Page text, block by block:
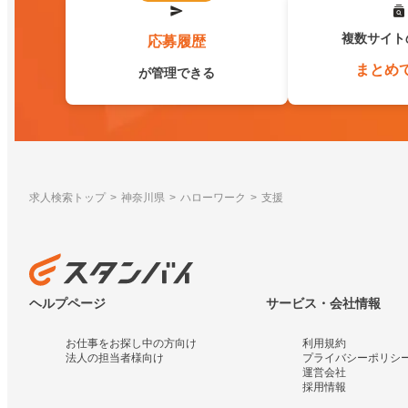
応募履歴
が管理できる
複数サイ
まとめ
求人検索トップ 神奈川県 ハローワーク 支援
ヘルプページ
お仕事をお探し中の方向け
法人の担当者様向け
サービス・会社情報
利用規約
プライバシーポリシ
運営会社
採用情報